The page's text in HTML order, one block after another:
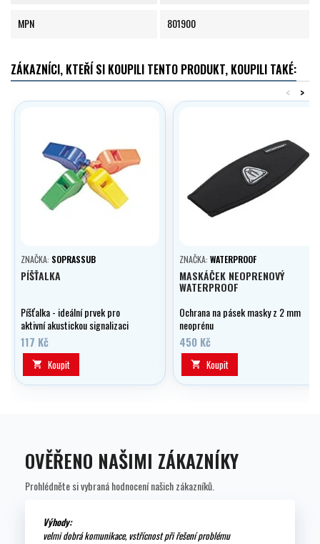
MPN 801900
ZÁKAZNÍCI, KTEŘÍ SI KOUPILI TENTO PRODUKT, KOUPILI TAKÉ:
>
<
ZNAČKA: SOPRASSUB
PÍŠŤALKA
Píšťalka - ideální prvek pro
aktivní akustickou signalizaci
pozice nad hladinou v případě
ztráty vizuální reference s
povrchovým mateřským
plavidlem či skupinou.
117 Kč
 Koupit
ZNAČKA: WATERPROOF
MASKÁČEK NEOPRENOVÝ
WATERPROOF
Ochrana na pásek masky z 2 mm
neoprénu
450 Kč
 Koupit
OVĚŘENO NAŠIMI ZÁKAZNÍKY
Prohlédněte si vybraná hodnocení našich zákazníků.
Výhody:
velmi dobrá komunikace, vstřícnost při řešení problému